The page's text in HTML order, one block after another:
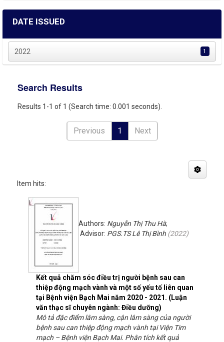
DATE ISSUED
2022 1
Search Results
Results 1-1 of 1 (Search time: 0.001 seconds).
Previous 1 Next
Item hits:
Kết quả chăm sóc điều trị người bệnh sau can
thiệp động mạch vành và một số yếu tố liên quan
tại Bệnh viện Bạch Mai năm 2020 - 2021. (Luận
văn thạc sĩ chuyên ngành: Điều dưỡng)
Authors: Nguyễn Thị Thu Hà;
Advisor: PGS.TS Lê Thị Bình (2022)
Mô tả đặc điểm lâm sàng, cận lâm sàng của người
bệnh sau can thiệp động mạch vành tại Viện Tim
mạch – Bệnh viện Bạch Mai. Phân tích kết quả